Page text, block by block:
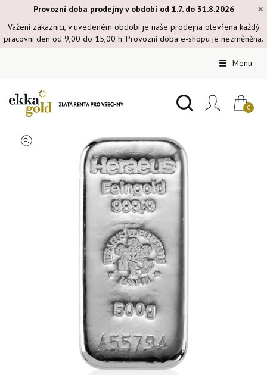
×
Provozní doba prodejny v období od 1.7. do 31.8.2026
Vážení zákazníci, v uvedeném období je naše prodejna otevřena každý
pracovní den od 9,00 do 15,00 h. Provozní doba e-shopu je nezměněna.
Menu